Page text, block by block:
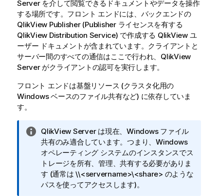
Serverを介して閲覧できるドキュメントやデータを操作
する場所です。フロント エンドには、バックエンドの
QlikView Publisher (Publisher ライセンスを有する
QlikView Distribution Service) で作成する QlikViewユ
ーザー ドキュメントが含まれています。クライアントと
サーバー間のすべての通信はここで行われ、 QlikView
Serverがクライアントの認可を実行します。
フロント エンドは基盤リソース (クラスタ化用の
Windows ベースのファイル共有など) に依存していま
す。
情
報
メ
モ
QlikView Server は現在、Windows ファイル
共有のみ適合しています。つまり、Windows
オペレーティング システムのインスタンスでス
トレージを所有、管理、共有する必要がありま
す (通常は\\<servername>\<share> のような
パスを使ってアクセスします)。